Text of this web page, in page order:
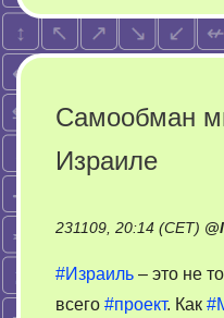
Самообман
Израиле
231109, 20:14 (CET) @
#Израиль – это не
всего #проект. Как